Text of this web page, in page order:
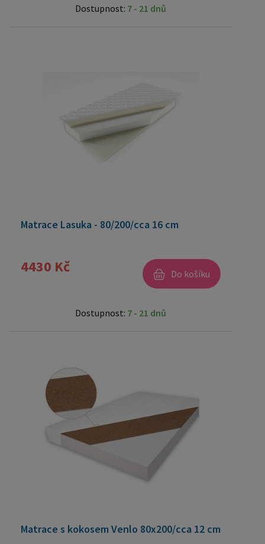
Dostupnost: 7 - 21 dnů
Matrace Lasuka - 80/200/cca 16 cm
4430 Kč Do košíku
Dostupnost: 7 - 21 dnů
Matrace s kokosem Venlo 80x200/cca 12 cm